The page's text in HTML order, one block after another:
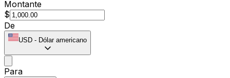
Montante
$
De
USD - Dólar americano
Para